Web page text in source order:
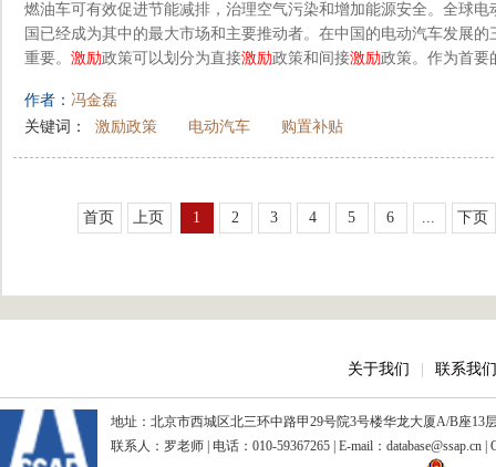
燃油车可有效促进节能减排，治理空气污染和增加能源安全。全球
国已经成为其中的最大市场和主要推动者。在中国的电动汽车发展的
重要。 激励政策可以划分为直接激励政策和间接激励政策。作为首要
作者： 冯金磊
关键词：
激励政策 电动汽车 购置补贴
首页 上页 1 2 3 4 5 6 ... 下页
关于我们 联系我们
地址：北京市西城区北三环中路甲29号院3号楼华龙大厦A/B座13
联系人：罗老师 | 电话：010-59367265 | E-mail：database@ssap.cn